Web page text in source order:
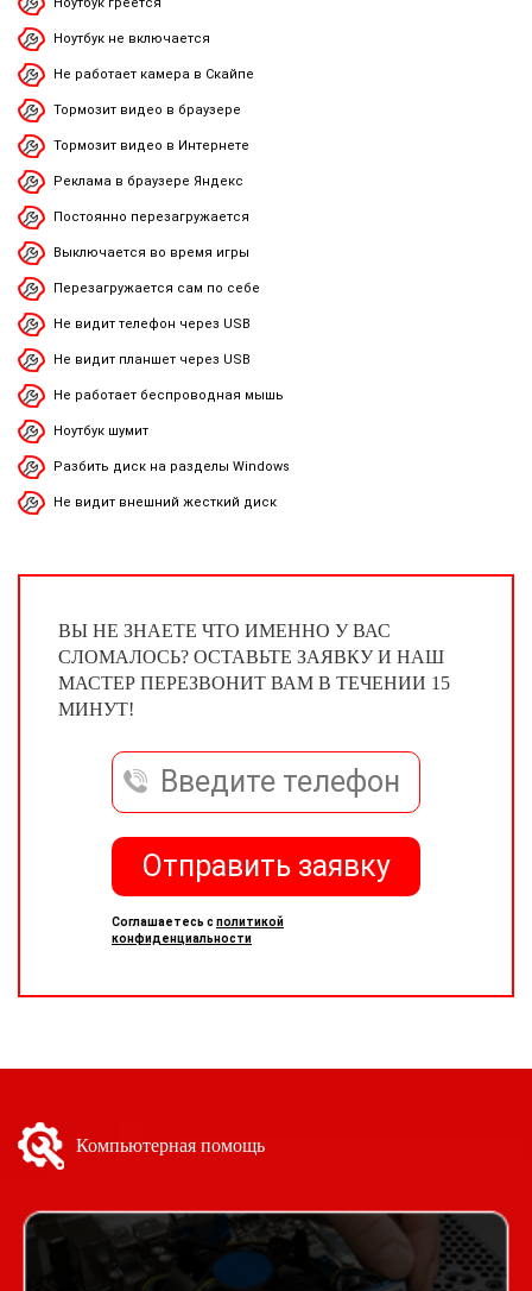
Ноутбук греется
Ноутбук не включается
Не работает камера в Скайпе
Тормозит видео в браузере
Тормозит видео в Интернете
Реклама в браузере Яндекс
Постоянно перезагружается
Выключается во время игры
Перезагружается сам по себе
Не видит телефон через USB
Не видит планшет через USB
Не работает беспроводная мышь
Ноутбук шумит
Разбить диск на разделы Windows
Не видит внешний жесткий диск
ВЫ НЕ ЗНАЕТЕ ЧТО ИМЕННО У ВАС
СЛОМАЛОСЬ? ОСТАВЬТЕ ЗАЯВКУ И НАШ
МАСТЕР ПЕРЕЗВОНИТ ВАМ В ТЕЧЕНИИ 15
МИНУТ!
Отправить заявку
Соглашаетесь с политикой
конфиденциальности
Компьютерная помощь